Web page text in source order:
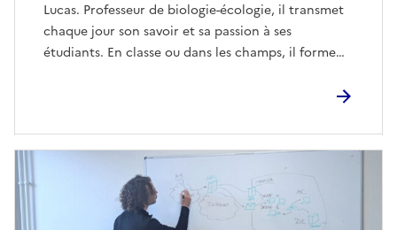
Lucas. Professeur de biologie-écologie, il transmet
chaque jour son savoir et sa passion à ses
étudiants. En classe ou dans les champs, il forme
si cette mission devenait la vôtre ?